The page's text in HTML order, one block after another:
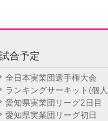
試合予定
全日本実業団選手権大会
ランキングサーキット(個
愛知県実業団リーグ2日目
愛知県実業団リーグ初日